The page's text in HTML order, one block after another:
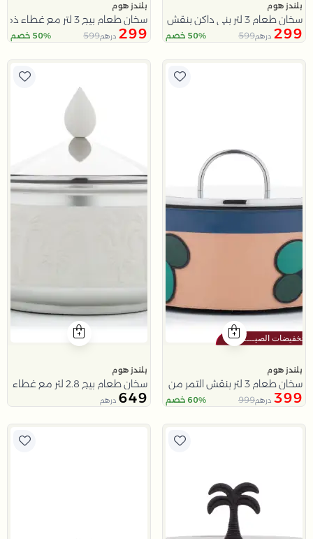
بلندز هوم
سخان طعام 3 لتر بني داكن بنقش الزهور من ملاذ
299 درهم599 50% خصم
بلندز هوم
سخان طعام بيج 3 لتر مع غطاء ذهبي من ملاذ
299 درهم599 50% خصم
بلندز هوم
سخان طعام 3 لتر بنقش التمر من ملاذ
399 درهم999 60% خصم
بلندز هوم
سخان طعام بيج 2.8 لتر مع غطاء فضي من ملاذ
649 درهم